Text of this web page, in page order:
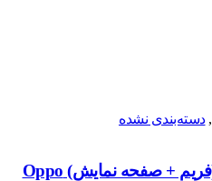
,دسته‌بندی نشده
راهنمای تعویض ال سی دی (فریم + صفحه نمایش) Oppo